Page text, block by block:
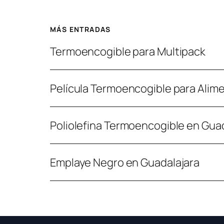
MÁS ENTRADAS
Termoencogible para Multipack
Película Termoencogible para
Poliolefina Termoencogible en
Emplaye Negro en Guadalajara